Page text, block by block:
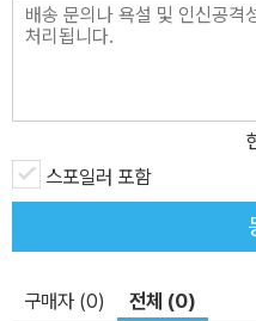
은 천국으로 나 있는 좁은 문의
기에는 비좁은 곳이다. 알리사
녀의 마지막 말은 암시적이다. ‘
마나 귀중한 것인가’라고. 여기
주의적 갈등이다. 지드는 인간적
겨야 하는 이 기독교 사상에 자
워했다. 알리사의 환영을 언제
게 현실적 행복을 얻은 줄리에
스포일러 포함
구매자 (0) 전체 (0)